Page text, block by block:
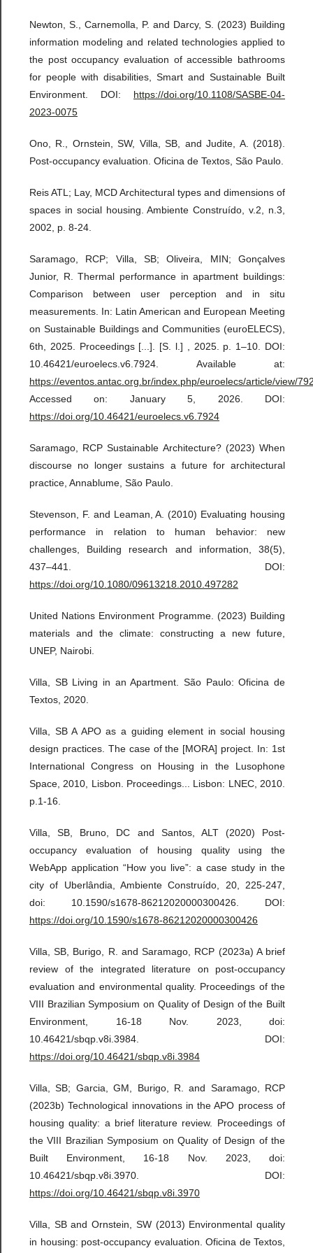
Newton, S., Carnemolla, P. and Darcy, S. (2023) Building
information modeling and related technologies applied to
the post occupancy evaluation of accessible bathrooms
for people with disabilities, Smart and Sustainable Built
Environment. DOI: https://doi.org/10.1108/SASBE-04-
2023-0075
Ono, R., Ornstein, SW, Villa, SB, and Judite, A. (2018).
Post-occupancy evaluation. Oficina de Textos, São Paulo.
Reis ATL; Lay, MCD Architectural types and dimensions of
spaces in social housing. Ambiente Construído, v.2, n.3,
2002, p. 8-24.
Saramago, RCP; Villa, SB; Oliveira, MIN; Gonçalves
Junior, R. Thermal performance in apartment buildings:
Comparison between user perception and in situ
measurements. In: Latin American and European Meeting
on Sustainable Buildings and Communities (euroELECS),
6th, 2025. Proceedings [...]. [S. l.] , 2025. p. 1–10. DOI:
10.46421/euroelecs.v6.7924. Available at:
https://eventos.antac.org.br/index.php/euroelecs/article/view/
Accessed on: January 5, 2026. DOI:
https://doi.org/10.46421/euroelecs.v6.7924
Saramago, RCP Sustainable Architecture? (2023) When
discourse no longer sustains a future for architectural
practice, Annablume, São Paulo.
Stevenson, F. and Leaman, A. (2010) Evaluating housing
performance in relation to human behavior: new
challenges, Building research and information, 38(5),
437–441. DOI:
https://doi.org/10.1080/09613218.2010.497282
United Nations Environment Programme. (2023) Building
materials and the climate: constructing a new future,
UNEP, Nairobi.
Villa, SB Living in an Apartment. São Paulo: Oficina de
Textos, 2020.
Villa, SB A APO as a guiding element in social housing
design practices. The case of the [MORA] project. In: 1st
International Congress on Housing in the Lusophone
Space, 2010, Lisbon. Proceedings... Lisbon: LNEC, 2010.
p.1-16.
Villa, SB, Bruno, DC and Santos, ALT (2020) Post-
occupancy evaluation of housing quality using the
WebApp application “How you live”: a case study in the
city of Uberlândia, Ambiente Construído, 20, 225-247,
doi: 10.1590/s1678-86212020000300426. DOI:
https://doi.org/10.1590/s1678-86212020000300426
Villa, SB, Burigo, R. and Saramago, RCP (2023a) A brief
review of the integrated literature on post-occupancy
evaluation and environmental quality. Proceedings of the
VIII Brazilian Symposium on Quality of Design of the Built
Environment, 16-18 Nov. 2023, doi:
10.46421/sbqp.v8i.3984. DOI:
https://doi.org/10.46421/sbqp.v8i.3984
Villa, SB; Garcia, GM, Burigo, R. and Saramago, RCP
(2023b) Technological innovations in the APO process of
housing quality: a brief literature review. Proceedings of
the VIII Brazilian Symposium on Quality of Design of the
Built Environment, 16-18 Nov. 2023, doi:
10.46421/sbqp.v8i.3970. DOI:
https://doi.org/10.46421/sbqp.v8i.3970
Villa, SB and Ornstein, SW (2013) Environmental quality
in housing: post-occupancy evaluation. Oficina de Textos,